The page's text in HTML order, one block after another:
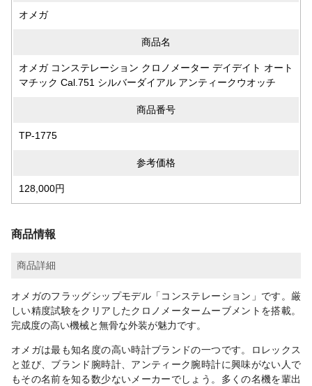
オメガ
商品名
オメガ コンステレーション クロノメーター デイデイト オート
マチック Cal.751 シルバーダイアル アンティークウオッチ
商品番号
TP-1775
参考価格
128,000円
商品情報
商品詳細
オメガのフラッグシップモデル「コンステレーション」です。厳
しい精度試験をクリアしたクロノメータームーブメントを搭載。
完成度の高い機械と無骨な外装が魅力です。
オメガは最も知名度の高い時計ブランドの一つです。ロレックス
と並び、ブランド腕時計、アンティーク腕時計に興味がない人で
もその名前を知る数少ないメーカーでしょう。多くの名機を輩出